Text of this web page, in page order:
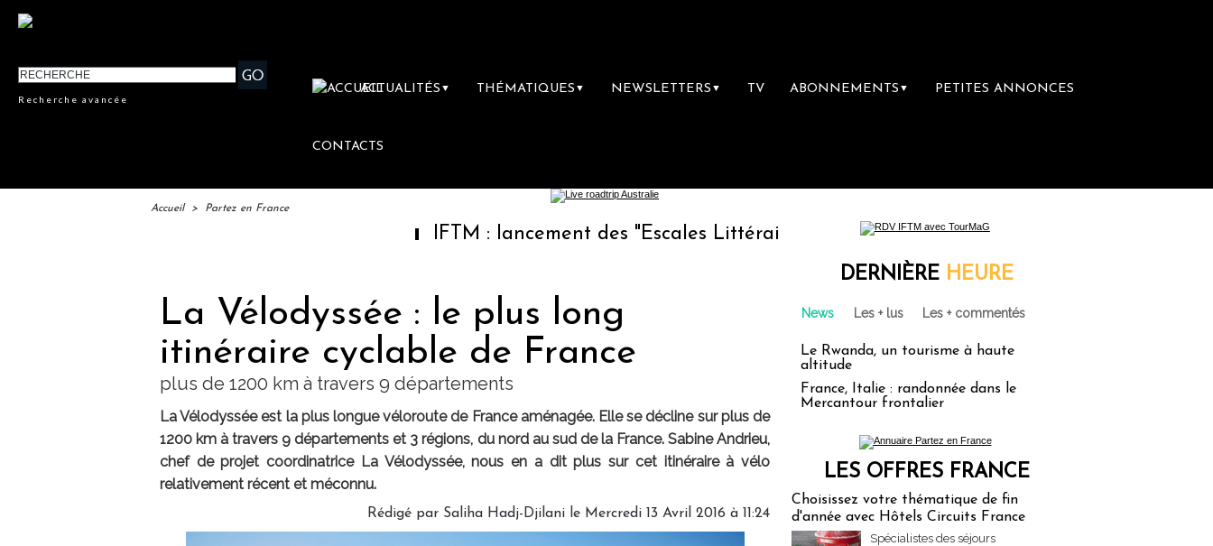
Recherche avancée
ACTUALITÉS ▼ THÉMATIQUES ▼ NEWSLETTERS ▼ TV ABONNEMENTS ▼ PETITES ANNONCES
CONTACTS
Accueil > Partez en France
IFTM : lancement des "Escales Littéraires", la première librairie du voyage
La Vélodyssée : le plus long
itinéraire cyclable de France
plus de 1200 km à travers 9 départements
La Vélodyssée est la plus longue véloroute de France aménagée. Elle se décline sur plus de
1200 km à travers 9 départements et 3 régions, du nord au sud de la France. Sabine Andrieu,
chef de projet coordinatrice La Vélodyssée, nous en a dit plus sur cet itinéraire à vélo
relativement récent et méconnu.
Rédigé par Saliha Hadj-Djilani le Mercredi 13 Avril 2016 à 11:24
DERNIÈRE HEURE
News Les + lus Les + commentés
Le Rwanda, un tourisme à haute
altitude
France, Italie : randonnée dans le
Mercantour frontalier
LES OFFRES FRANCE
Choisissez votre thématique de fin
d'année avec Hôtels Circuits France
Spécialistes des séjours